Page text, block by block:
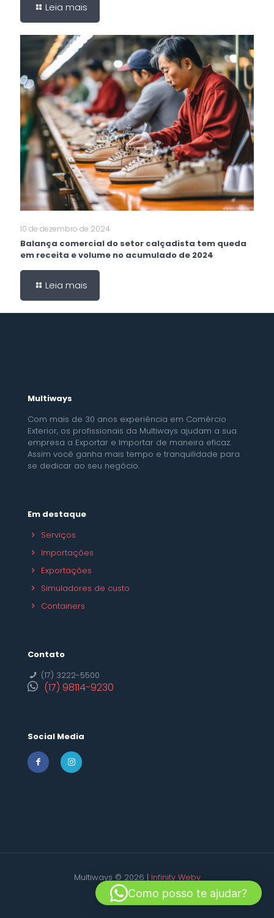
Leia mais
10 de dezembro de 2024
Balança comercial do setor calçadista tem queda
em receita e volume no acumulado de 2024
Leia mais
Multiways
Com mais de 30 anos experiência em Comércio
Exterior, os profissionais da Multiways ajudam a sua
empresa a Exportar e Importar de maneira eficaz.
Assim você ganha mais tempo e tranquilidade para
se dedicar ao seu negócio.
Em destaque
Serviços
Importações
Exportações
Simuladores de custo
Containers
Contato
(17) 3222-5500
(17) 98114-9230
Social Media
Multiways © 2026 | Infinity Weby
Como posso te ajudar?